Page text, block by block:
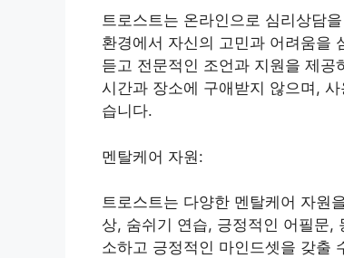
트로스트는 온라인으로 심리상담
환경에서 자신의 고민과 어려움을
듣고 전문적인 조언과 지원을 제
시간과 장소에 구애받지 않으며,
습니다.
멘탈케어 자원:
트로스트는 다양한 멘탈케어 자원
상, 숨쉬기 연습, 긍정적인 어필문,
소하고 긍정적인 마인드셋을 갖출